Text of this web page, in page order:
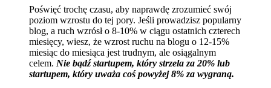
Poświęć trochę czasu, aby naprawdę zrozumieć swój
poziom wzrostu do tej pory. Jeśli prowadzisz popularny
blog, a ruch wzrósł o 8-10% w ciągu ostatnich czterech
miesięcy, wiesz, że wzrost ruchu na blogu o 12-15%
miesiąc do miesiąca jest trudnym, ale osiągalnym
celem. Nie bądź startupem, który strzela za 20% lub
startupem, który uważa coś powyżej 8% za wygraną.